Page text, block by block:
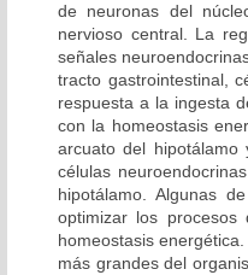
de neuronas del
nervioso central. La
señales
tracto gastrointestinal,
respuesta a la ingesta
con la homeostasis
arcuato del
células
hipotálamo. Algunas
optimizar los
homeostasis
más grandes del